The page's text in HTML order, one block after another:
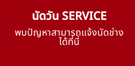
นัดวัน SERVICE
พบปัญหาสามารถแจ้งนัดช่าง
ได้ที่นี่